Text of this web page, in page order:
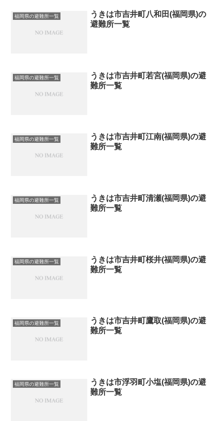
福岡県の避難所一覧
うきは市吉井町八和田(福岡県)の
避難所一覧
福岡県の避難所一覧
うきは市吉井町若宮(福岡県)の避
難所一覧
福岡県の避難所一覧
うきは市吉井町江南(福岡県)の避
難所一覧
福岡県の避難所一覧
うきは市吉井町清瀬(福岡県)の避
難所一覧
福岡県の避難所一覧
うきは市吉井町桜井(福岡県)の避
難所一覧
福岡県の避難所一覧
うきは市吉井町鷹取(福岡県)の避
難所一覧
福岡県の避難所一覧
うきは市浮羽町小塩(福岡県)の避
難所一覧